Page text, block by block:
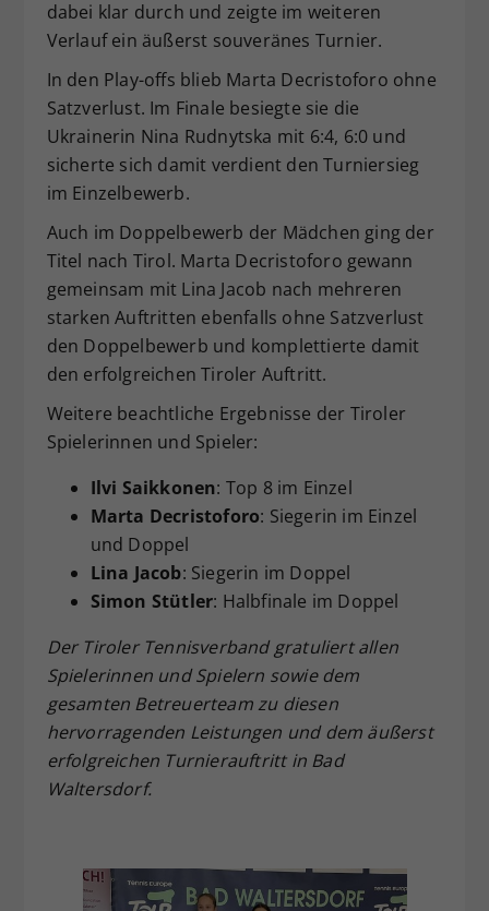
dabei klar durch und zeigte im weiteren
Verlauf ein äußerst souveränes Turnier.
In den Play-offs blieb Marta Decristoforo ohne
Satzverlust. Im Finale besiegte sie die
Ukrainerin Nina Rudnytska mit 6:4, 6:0 und
sicherte sich damit verdient den Turniersieg
im Einzelbewerb.
Auch im Doppelbewerb der Mädchen ging der
Titel nach Tirol. Marta Decristoforo gewann
gemeinsam mit Lina Jacob nach mehreren
starken Auftritten ebenfalls ohne Satzverlust
den Doppelbewerb und komplettierte damit
den erfolgreichen Tiroler Auftritt.
Weitere beachtliche Ergebnisse der Tiroler
Spielerinnen und Spieler:
Ilvi Saikkonen: Top 8 im Einzel
Marta Decristoforo: Siegerin im Einzel
und Doppel
Lina Jacob: Siegerin im Doppel
Simon Stütler: Halbfinale im Doppel
Der Tiroler Tennisverband gratuliert allen
Spielerinnen und Spielern sowie dem
gesamten Betreuerteam zu diesen
hervorragenden Leistungen und dem äußerst
erfolgreichen Turnierauftritt in Bad
Waltersdorf.